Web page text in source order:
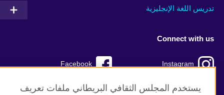
تدريس اللغة الإنجليزية
Connect with us
Facebook Instagram
TikTok Twitter
يستخدم المجلس الثقافي البريطاني ملفات تعريف